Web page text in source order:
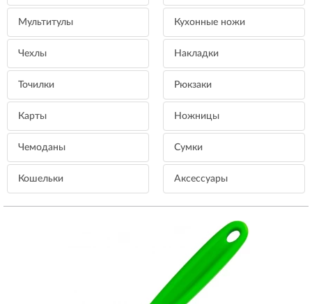
Мультитулы Кухонные ножи
Чехлы Накладки
Точилки Рюкзаки
Карты Ножницы
Чемоданы Сумки
Кошельки Aксессуары